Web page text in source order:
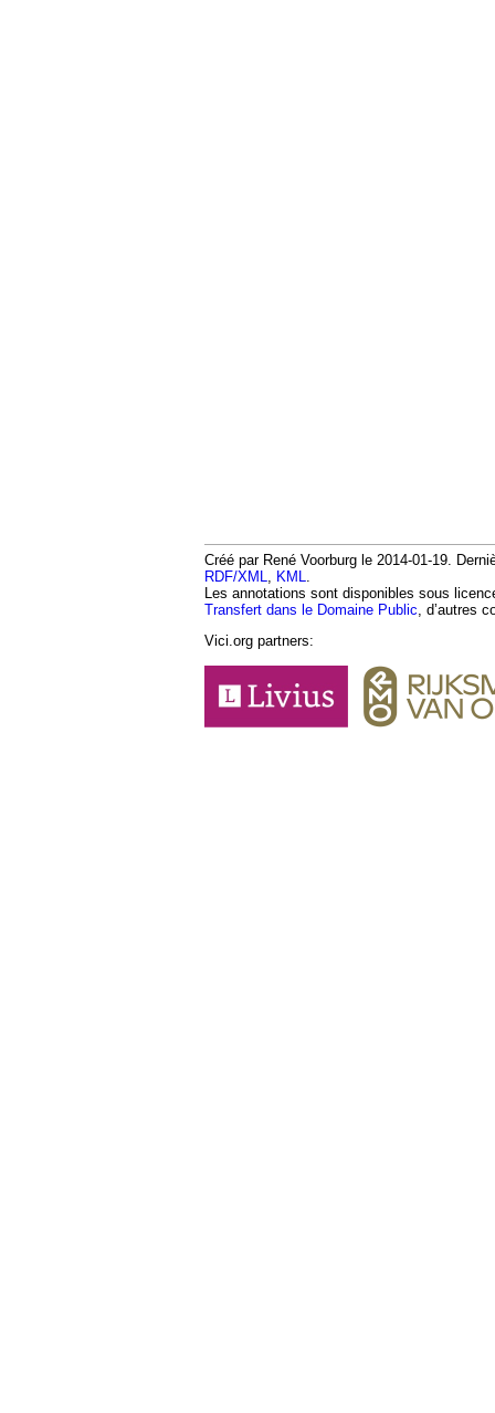
Créé par René Voorburg le 2014-01-19.
RDF/XML, KML.
Les annotations sont disponibles sous
Transfert dans le Domaine Public, d’autres
Vici.org partners: